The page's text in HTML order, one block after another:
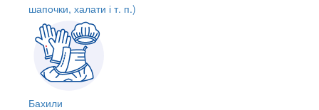
шапочки, халати і т. п.)
Бахили